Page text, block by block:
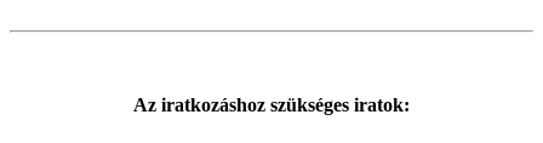
Az iratkozáshoz szükséges iratok: